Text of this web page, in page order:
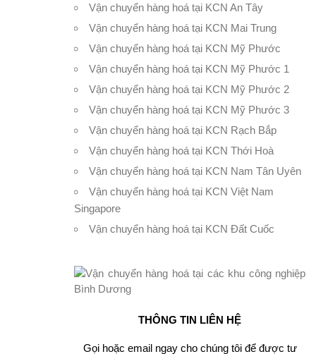
Vận chuyển hàng hoá tại KCN An Tây
Vận chuyển hàng hoá tại KCN Mai Trung
Vận chuyển hàng hoá tại KCN Mỹ Phước
Vận chuyển hàng hoá tại KCN Mỹ Phước 1
Vận chuyển hàng hoá tại KCN Mỹ Phước 2
Vận chuyển hàng hoá tại KCN Mỹ Phước 3
Vận chuyển hàng hoá tại KCN Rạch Bắp
Vận chuyển hàng hoá tại KCN Thới Hoà
Vận chuyển hàng hoá tại KCN Nam Tân Uyên
Vận chuyển hàng hoá tại KCN Việt Nam
Singapore
Vận chuyển hàng hoá tại KCN Đất Cuốc
THÔNG TIN LIÊN HỆ
Gọi hoặc email ngay cho chúng tôi để được tư